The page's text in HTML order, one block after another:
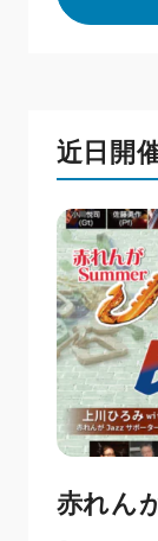
近日開
赤れん